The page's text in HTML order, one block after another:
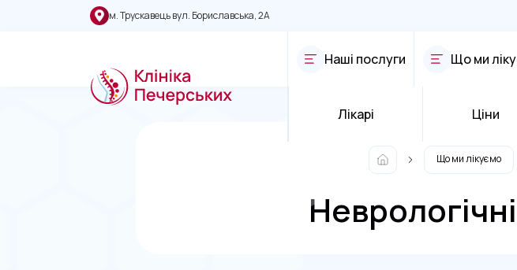
м. Трускавець вул. Бориславська, 2А
Наші послуги Що ми
Лікарі Ціни
Що ми лікуємо